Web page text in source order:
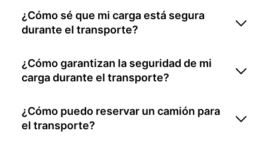
¿Cómo sé que mi carga está segura
durante el transporte?
¿Cómo garantizan la seguridad de mi
carga durante el transporte?
¿Cómo puedo reservar un camión para
el transporte?